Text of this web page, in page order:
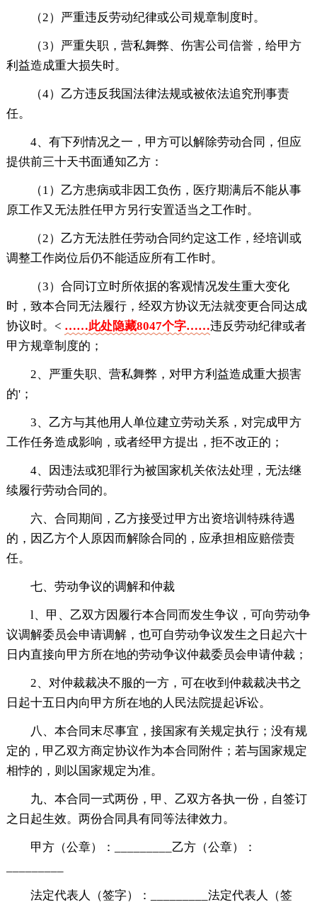
（2）严重违反劳动纪律或公司规章制度时。
（3）严重失职，营私舞弊、伤害公司信誉，给甲方
利益造成重大损失时。
（4）乙方违反我国法律法规或被依法追究刑事责
任。
4、有下列情况之一，甲方可以解除劳动合同，但应
提供前三十天书面通知乙方：
（1）乙方患病或非因工负伤，医疗期满后不能从事
原工作又无法胜任甲方另行安置适当之工作时。
（2）乙方无法胜任劳动合同约定这工作，经培训或
调整工作岗位后仍不能适应所有工作时。
（3）合同订立时所依据的客观情况发生重大变化
时，致本合同无法履行，经双方协议无法就变更合同达成
协议时。< ……此处隐藏8047个字……违反劳动纪律或者
甲方规章制度的；
2、严重失职、营私舞弊，对甲方利益造成重大损害
的'；
3、乙方与其他用人单位建立劳动关系，对完成甲方
工作任务造成影响，或者经甲方提出，拒不改正的；
4、因违法或犯罪行为被国家机关依法处理，无法继
续履行劳动合同的。
六、合同期间，乙方接受过甲方出资培训特殊待遇
的，因乙方个人原因而解除合同的，应承担相应赔偿责
任。
七、劳动争议的调解和仲裁
l、甲、乙双方因履行本合同而发生争议，可向劳动争
议调解委员会申请调解，也可自劳动争议发生之日起六十
日内直接向甲方所在地的劳动争议仲裁委员会申请仲裁；
2、对仲裁裁决不服的一方，可在收到仲裁裁决书之
日起十五日内向甲方所在地的人民法院提起诉讼。
八、本合同末尽事宜，接国家有关规定执行；没有规
定的，甲乙双方商定协议作为本合同附件；若与国家规定
相悖的，则以国家规定为准。
九、本合同一式两份，甲、乙双方各执一份，自签订
之日起生效。两份合同具有同等法律效力。
甲方（公章）：_________乙方（公章）：
法定代表人（签字）：_________法定代表人（签